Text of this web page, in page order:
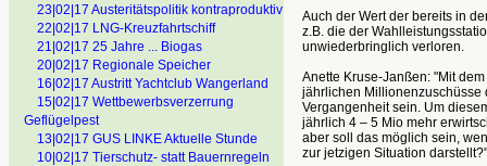
23|02|17 Austeritätspolitik kontraproduktiv
22|02|17 LNG-Kreuzfahrtschiff
21|02|17 25 Jahre ... Biogas
20|02|17 Regionale Speicher
16|02|17 Austritt Yachtclub Wangerland
15|02|17 Wettbewerbsverzerrung
Geflügelpest
13|02|17 GUS LINKE Aktuelle Stunde
10|02|17 Tierschutz- statt Bauernregeln
Auch der Wert der bereits in
z.B. die der
unwiederbringlich verloren.
Anette Kruse-Janßen: "Mit
jährlichen Millionenzuschüsse
Vergangenheit sein. Um
jährlich 4 – 5 Mio mehr
aber soll das möglich sein,
zur jetzigen Situation darstellt?"